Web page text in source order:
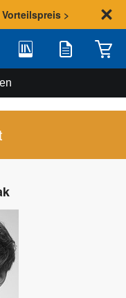
>
Bibliothek Merkliste